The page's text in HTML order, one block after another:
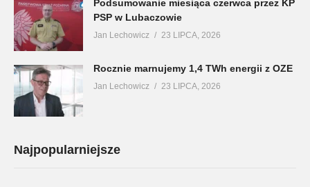
Podsumowanie miesiąca czerwca przez KP
PSP w Lubaczowie
Jan Lechowicz 23 LIPCA, 2026
Rocznie marnujemy 1,4 TWh energii z OZE
Jan Lechowicz 23 LIPCA, 2026
Najpopularniejsze